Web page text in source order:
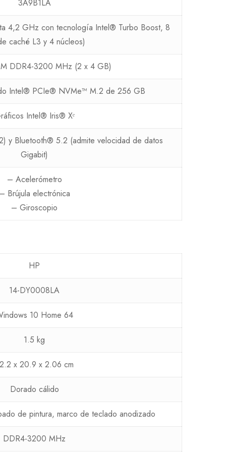
3A9B1LA
4,2 GHz con tecnología Intel® Turbo Boost, 8
caché L3 y 4 núcleos)
DDR4-3200 MHz (2 x 4 GB)
Intel® PCIe® NVMe™ M.2 de 256 GB
Intel® Iris® Xᵉ
y Bluetooth® 5.2 (admite velocidad de datos
Gigabit)
– Acelerómetro
Brújula electrónica
– Giroscopio
HP
14-DY0008LA
10 Home 64
1.5 kg
x 20.9 x 2.06 cm
Dorado cálido
de pintura, marco de teclado anodizado
DDR4-3200 MHz